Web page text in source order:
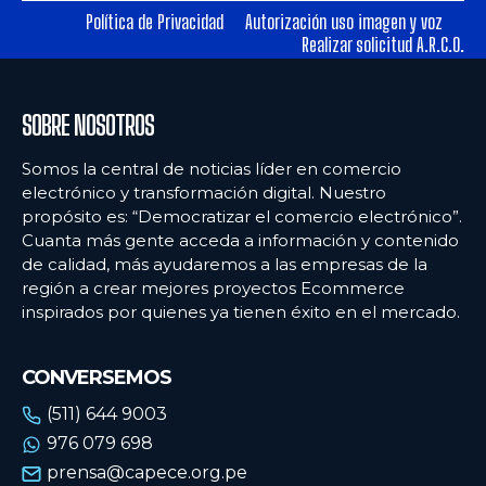
Ecommercenews
ARGENTINA
BOLIVIA
CHILE
COLOMBIA
ECUADOR
URUGUAY
VENEZUELA
Ecommercenews
ARGENTINA
BOLIVIA
CHILE
COLOMBIA
ECUADOR
URUGUAY
VENEZUELA
Política de Privacidad
Autorización uso imagen y voz
Realizar solicitud A.R.C.O.
SOBRE NOSOTROS
Somos la central de noticias líder en comercio
electrónico y transformación digital. Nuestro
propósito es: “Democratizar el comercio electrónico”.
Cuanta más gente acceda a información y contenido
de calidad, más ayudaremos a las empresas de la
región a crear mejores proyectos Ecommerce
inspirados por quienes ya tienen éxito en el mercado.
CONVERSEMOS
(511) 644 9003
976 079 698
prensa@capece.org.pe